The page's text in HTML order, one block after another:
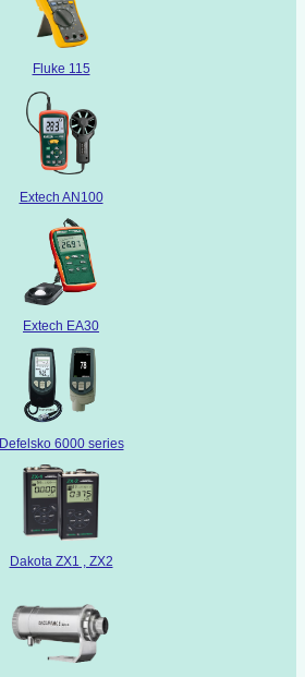
Fluke 115
Extech AN100
Extech EA30
Defelsko 6000 series
Dakota ZX1 , ZX2